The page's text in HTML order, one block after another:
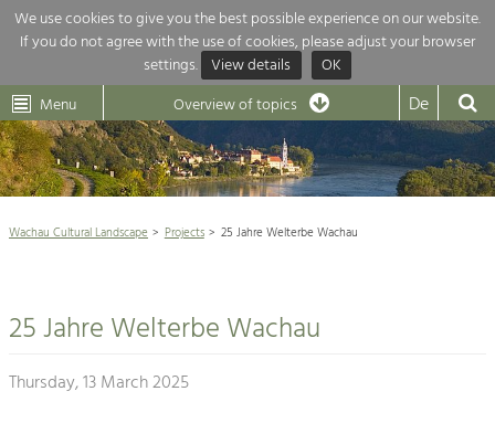
We use cookies to give you the best possible experience on our website.
If you do not agree with the use of cookies, please adjust your browser
settings. View details OK
Dunkelsteinerwald
Wachau
Cultural
Landscape
Dunkelsteinerwald Klima
Menu Overview of topics De
News
Wachau Cultural Landscape 
Rückblick 25 Jahre Jubiläum
Architecture
Agriculture & Tourism
Overview of topics
Development within our region is extremely diverse. Which is why we
provide you with an overview of our main topics here. For more
information, simply click on the topic to see all projects in this context.
Maintenance, Regulation and Further
Building Culture
Wachau Cultural Landscape Projects 25 Jahre Welterbe Wachau
25 Jahre Welterbe Wachau
Thursday, 13 March 2025